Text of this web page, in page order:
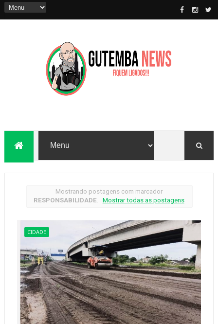
Mostrando postagens com marcador
RESPONSABILIDADE
Mostrar todas as postagens
CIDADE